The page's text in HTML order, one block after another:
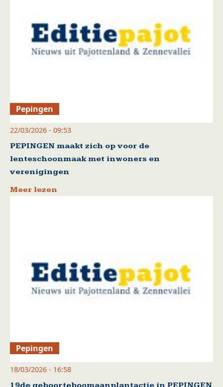
Pepingen
22/03/2026 - 09:53
PEPINGEN maakt zich op voor de
lenteschoonmaak met inwoners en
verenigingen
Meer lezen
Pepingen
18/03/2026 - 16:58